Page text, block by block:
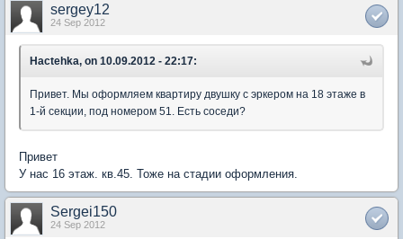
sergey12
24 Sep 2012
Hactehka, on 10.09.2012 - 22:17:
Привет. Мы оформляем квартиру двушку с эркером на 18 этаже в
1-й секции, под номером 51. Есть соседи?
Привет
У нас 16 этаж. кв.45. Тоже на стадии оформления.
Sergei150
24 Sep 2012